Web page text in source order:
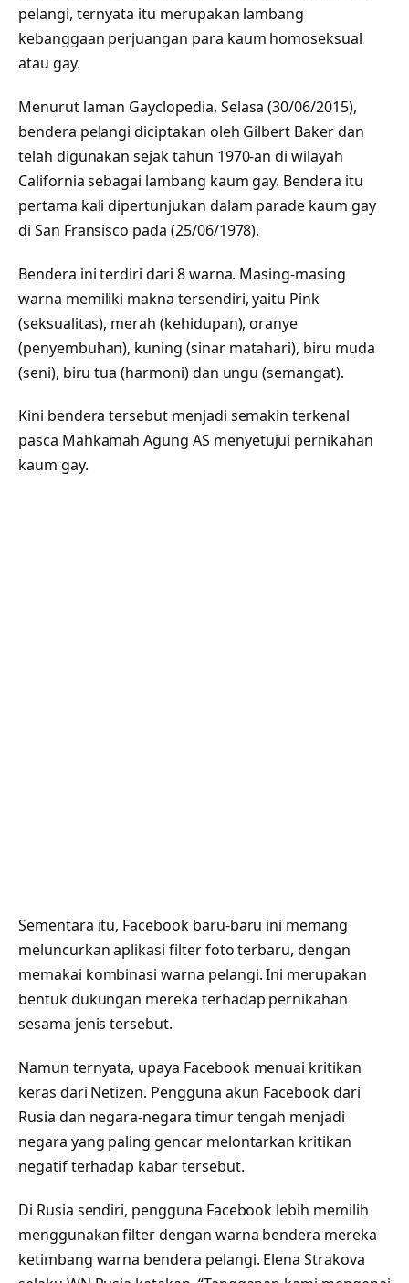
pelangi, ternyata itu merupakan lambang
kebanggaan perjuangan para kaum homoseksual
atau gay.
Menurut laman Gayclopedia, Selasa (30/06/2015),
bendera pelangi diciptakan oleh Gilbert Baker dan
telah digunakan sejak tahun 1970-an di wilayah
California sebagai lambang kaum gay. Bendera itu
pertama kali dipertunjukan dalam parade kaum gay
di San Fransisco pada (25/06/1978).
Bendera ini terdiri dari 8 warna. Masing-masing
warna memiliki makna tersendiri, yaitu Pink
(seksualitas), merah (kehidupan), oranye
(penyembuhan), kuning (sinar matahari), biru muda
(seni), biru tua (harmoni) dan ungu (semangat).
Kini bendera tersebut menjadi semakin terkenal
pasca Mahkamah Agung AS menyetujui pernikahan
kaum gay.
Sementara itu, Facebook baru-baru ini memang
meluncurkan aplikasi filter foto terbaru, dengan
memakai kombinasi warna pelangi. Ini merupakan
bentuk dukungan mereka terhadap pernikahan
sesama jenis tersebut.
Namun ternyata, upaya Facebook menuai kritikan
keras dari Netizen. Pengguna akun Facebook dari
Rusia dan negara-negara timur tengah menjadi
negara yang paling gencar melontarkan kritikan
negatif terhadap kabar tersebut.
Di Rusia sendiri, pengguna Facebook lebih memilih
menggunakan filter dengan warna bendera mereka
ketimbang warna bendera pelangi. Elena Strakova